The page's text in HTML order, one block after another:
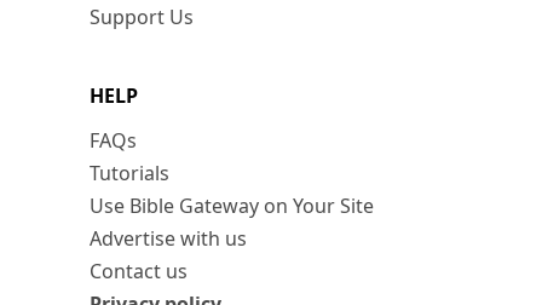
Support Us
HELP
FAQs
Tutorials
Use Bible Gateway on Your Site
Advertise with us
Contact us